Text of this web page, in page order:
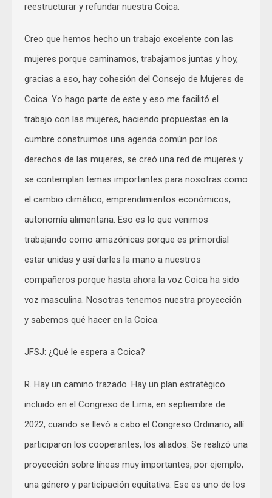
reestructurar y refundar nuestra Coica.
Creo que hemos hecho un trabajo excelente con las
mujeres porque caminamos, trabajamos juntas y hoy,
gracias a eso, hay cohesión del Consejo de Mujeres de
Coica. Yo hago parte de este y eso me facilitó el
trabajo con las mujeres, haciendo propuestas en la
cumbre construimos una agenda común por los
derechos de las mujeres, se creó una red de mujeres y
se contemplan temas importantes para nosotras como
el cambio climático, emprendimientos económicos,
autonomía alimentaria. Eso es lo que venimos
trabajando como amazónicas porque es primordial
estar unidas y así darles la mano a nuestros
compañeros porque hasta ahora la voz Coica ha sido
voz masculina. Nosotras tenemos nuestra proyección
y sabemos qué hacer en la Coica.
JFSJ: ¿Qué le espera a Coica?
R. Hay un camino trazado. Hay un plan estratégico
incluido en el Congreso de Lima, en septiembre de
2022, cuando se llevó a cabo el Congreso Ordinario, allí
participaron los cooperantes, los aliados. Se realizó una
proyección sobre líneas muy importantes, por ejemplo,
una género y participación equitativa. Ese es uno de los